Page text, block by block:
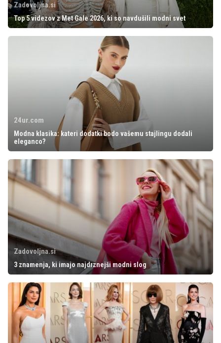
Zadovoljna.si
Top 5 videzov z Met Gale 2026, ki so navdušili modni svet
24ur.com
Modna klasika: kateri dodatki bodo vašemu stajlingu dodali
eleganco?
Zadovoljna.si
3 znamenja, ki imajo najdrznejši modni slog